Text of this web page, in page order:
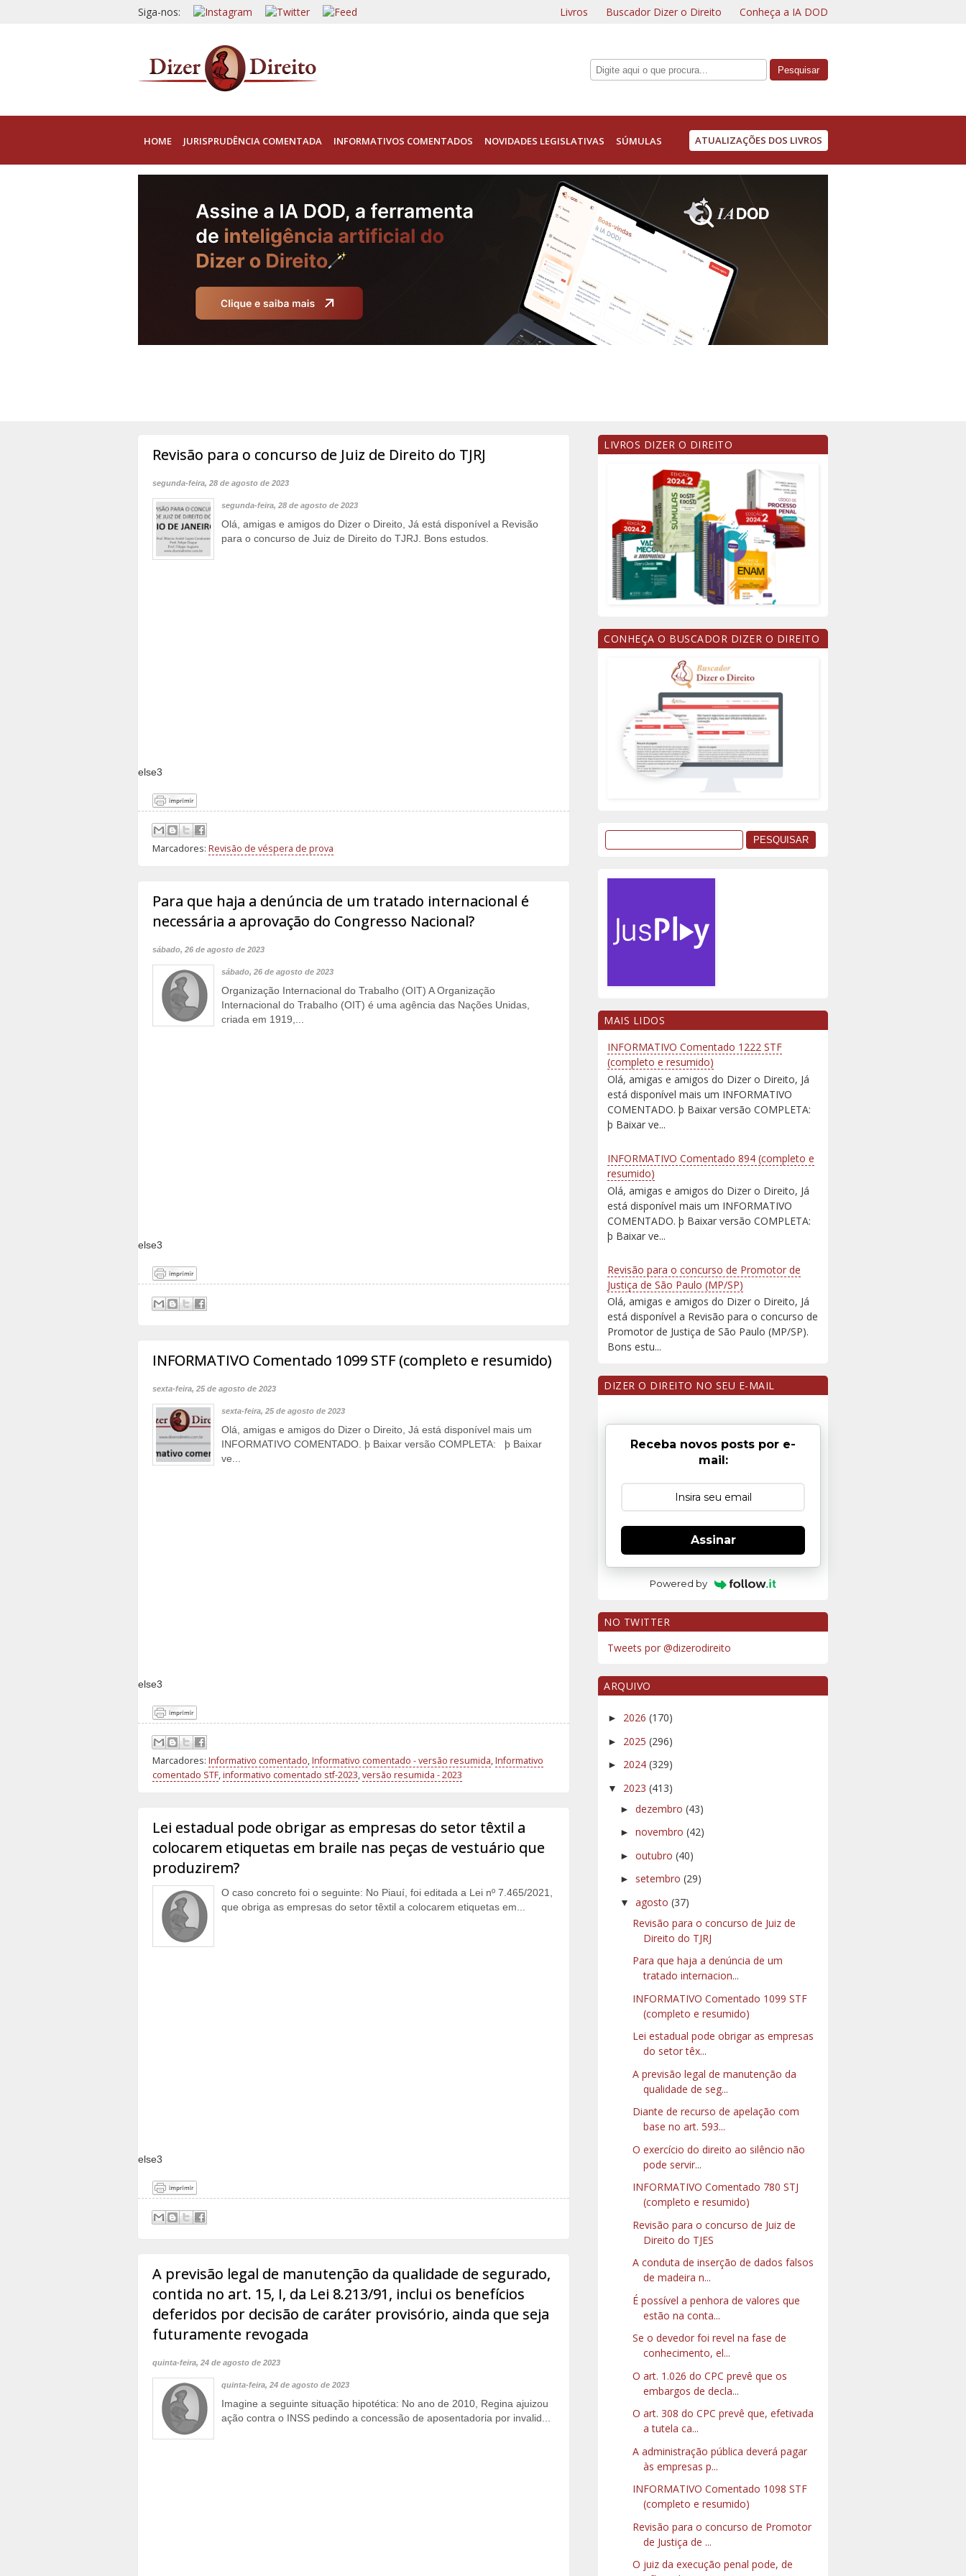
Siga-nos: Livros Buscador Dizer o Direito Conheça a IA DOD
HOME JURISPRUDÊNCIA COMENTADA INFORMATIVOS COMENTADOS NOVIDADES LEGISLATIVAS SÚMULAS ATUALIZAÇÕES DOS LIVROS
Revisão para o concurso de Juiz de Direito do TJRJ
segunda-feira, 28 de agosto de 2023
segunda-feira, 28 de agosto de 2023
Olá, amigas e amigos do Dizer o Direito, Já está disponível a Revisão
para o concurso de Juiz de Direito do TJRJ. Bons estudos.
else3
Marcadores: Revisão de véspera de prova
Para que haja a denúncia de um tratado internacional é
necessária a aprovação do Congresso Nacional?
sábado, 26 de agosto de 2023
sábado, 26 de agosto de 2023
Organização Internacional do Trabalho (OIT) A Organização
Internacional do Trabalho (OIT) é uma agência das Nações Unidas,
criada em 1919,...
else3
INFORMATIVO Comentado 1099 STF (completo e resumido)
sexta-feira, 25 de agosto de 2023
sexta-feira, 25 de agosto de 2023
Olá, amigas e amigos do Dizer o Direito, Já está disponível mais um
INFORMATIVO COMENTADO. þ Baixar versão COMPLETA: þ Baixar
ve...
else3
Marcadores: Informativo comentado,Informativo comentado - versão resumida,Informativo
comentado STF,informativo comentado stf-2023,versão resumida - 2023
Lei estadual pode obrigar as empresas do setor têxtil a
colocarem etiquetas em braile nas peças de vestuário que
produzirem?
O caso concreto foi o seguinte: No Piauí, foi editada a Lei nº 7.465/2021,
que obriga as empresas do setor têxtil a colocarem etiquetas em...
else3
A previsão legal de manutenção da qualidade de segurado,
contida no art. 15, I, da Lei 8.213/91, inclui os benefícios
deferidos por decisão de caráter provisório, ainda que seja
futuramente revogada
quinta-feira, 24 de agosto de 2023
quinta-feira, 24 de agosto de 2023
Imagine a seguinte situação hipotética: No ano de 2010, Regina ajuizou
ação contra o INSS pedindo a concessão de aposentadoria por invalid...
LIVROS DIZER O DIREITO
CONHEÇA O BUSCADOR DIZER O DIREITO
MAIS LIDOS
INFORMATIVO Comentado 1222 STF
(completo e resumido)
Olá, amigas e amigos do Dizer o Direito, Já
está disponível mais um INFORMATIVO
COMENTADO. þ Baixar versão COMPLETA:
þ Baixar ve...
INFORMATIVO Comentado 894 (completo e
resumido)
Olá, amigas e amigos do Dizer o Direito, Já
está disponível mais um INFORMATIVO
COMENTADO. þ Baixar versão COMPLETA:
þ Baixar ve...
Revisão para o concurso de Promotor de
Justiça de São Paulo (MP/SP)
Olá, amigas e amigos do Dizer o Direito, Já
está disponível a Revisão para o concurso de
Promotor de Justiça de São Paulo (MP/SP).
Bons estu...
DIZER O DIREITO NO SEU E-MAIL
Receba novos posts por e-
mail:
Assinar
Powered by
NO TWITTER
Tweets por @dizerodireito
ARQUIVO
► 2026 (170)
► 2025 (296)
► 2024 (329)
▼ 2023 (413)
► dezembro (43)
► novembro (42)
► outubro (40)
► setembro (29)
▼ agosto (37)
Revisão para o concurso de Juiz de
Direito do TJRJ
Para que haja a denúncia de um
tratado internacion...
INFORMATIVO Comentado 1099 STF
(completo e resumido)
Lei estadual pode obrigar as empresas
do setor têx...
A previsão legal de manutenção da
qualidade de seg...
Diante de recurso de apelação com
base no art. 593...
O exercício do direito ao silêncio não
pode servir...
INFORMATIVO Comentado 780 STJ
(completo e resumido)
Revisão para o concurso de Juiz de
Direito do TJES
A conduta de inserção de dados falsos
de madeira n...
É possível a penhora de valores que
estão na conta...
Se o devedor foi revel na fase de
conhecimento, el...
O art. 1.026 do CPC prevê que os
embargos de decla...
O art. 308 do CPC prevê que, efetivada
a tutela ca...
A administração pública deverá pagar
às empresas p...
INFORMATIVO Comentado 1098 STF
(completo e resumido)
Revisão para o concurso de Promotor
de Justiça de ...
O juiz da execução penal pode, de